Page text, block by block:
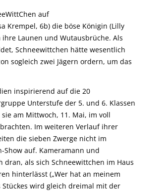
auf
Krempel, 6b) die böse Königin (Lilly
Launen und Wutausbrüche. Als
Schneewittchen hätte wesentlich
sogleich zwei Jägern ordern, um das
inspirierend auf die 20
Unterstufe der 5. und 6. Klassen
am Mittwoch, 11. Mai, im voll
Im weiteren Verlauf ihrer
die sieben Zwerge nicht im
Show auf. Kameramann und
als sich Schneewittchen im Haus
hinterlässt („Wer hat an meinem
Stückes wird gleich dreimal mit der